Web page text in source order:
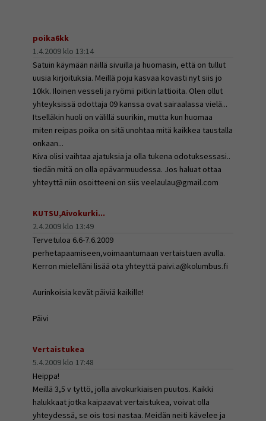
poika6kk
1.4.2009 klo 13:14
Satuin käymään näillä sivuilla ja huomasin, että on tullut
uusia kirjoituksia. Meillä poju kasvaa kovasti nyt siis jo
10kk. Iloinen vesseli ja ryömii pitkin lattioita. Olen ollut
yhteyksissä odottaja 09 kanssa ovat sairaalassa vielä...
Itselläkin huoli on välillä suurikin, mutta kun huomaa
miten reipas poika on sitä unohtaa mitä kaikkea taustalla
onkaan...
Kiva olisi vaihtaa ajatuksia ja olla tukena odotuksessasi..
tiedän mitä on olla epävarmuudessa. Jos haluat ottaa
yhteyttä niin osoitteeni on siis veelaulau@gmail.com
KUTSU,Aivokurki...
2.4.2009 klo 13:49
Tervetuloa 6.6-7.6.2009
perhetapaamiseen,voimaantumaan vertaistuen avulla.
Kerron mielelläni lisää ota yhteyttä paivi.a@kolumbus.fi
Aurinkoisia kevät päiviä kaikille!
Päivi
Vertaistukea
5.4.2009 klo 17:48
Heippa!
Meillä 3,5 v tyttö, jolla aivokurkiaisen puutos. Kaikki
halukkaat jotka kaipaavat vertaistukea, voivat olla
yhteydessä, se ois tosi nastaa. Meidän neiti kävelee ja